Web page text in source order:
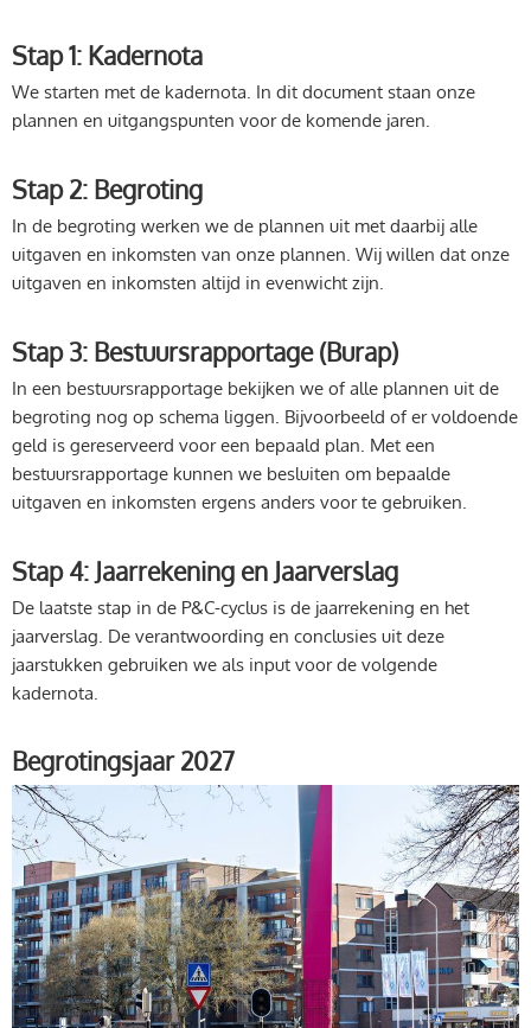
Stap 1: Kadernota
We starten met de kadernota. In dit document staan onze
plannen en uitgangspunten voor de komende jaren.
Stap 2: Begroting
In de begroting werken we de plannen uit met daarbij alle
uitgaven en inkomsten van onze plannen. Wij willen dat onze
uitgaven en inkomsten altijd in evenwicht zijn.
Stap 3: Bestuursrapportage (Burap)
In een bestuursrapportage bekijken we of alle plannen uit de
begroting nog op schema liggen. Bijvoorbeeld of er voldoende
geld is gereserveerd voor een bepaald plan. Met een
bestuursrapportage kunnen we besluiten om bepaalde
uitgaven en inkomsten ergens anders voor te gebruiken.
Stap 4: Jaarrekening en Jaarverslag
De laatste stap in de P&C-cyclus is de jaarrekening en het
jaarverslag. De verantwoording en conclusies uit deze
jaarstukken gebruiken we als input voor de volgende
kadernota.
Begrotingsjaar 2027